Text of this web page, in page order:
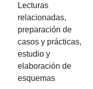
Lecturas
relacionadas,
preparación de
casos y prácticas,
estudio y
elaboración de
esquemas